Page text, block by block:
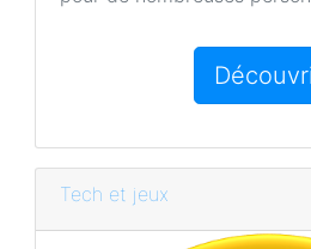
Tech et jeux